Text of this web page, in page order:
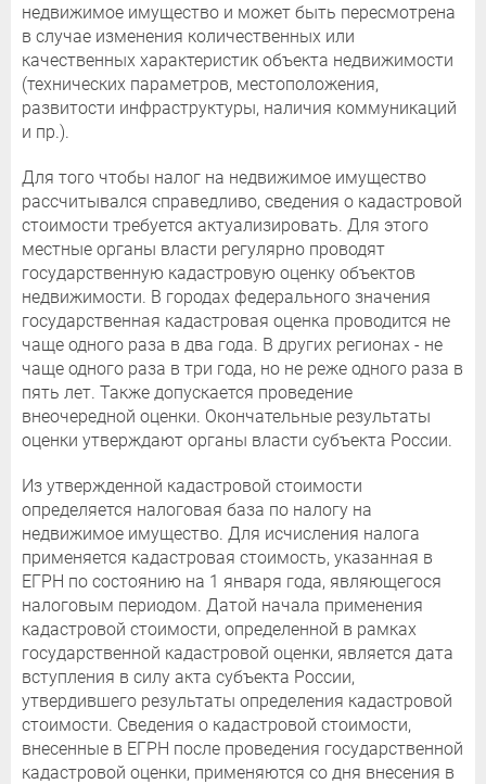
недвижимое имущество и может быть пересмотрена
в случае изменения количественных или
качественных характеристик объекта недвижимости
(технических параметров, местоположения,
развитости инфраструктуры, наличия коммуникаций
и пр.).
Для того чтобы налог на недвижимое имущество
рассчитывался справедливо, сведения о кадастровой
стоимости требуется актуализировать. Для этого
местные органы власти регулярно проводят
государственную кадастровую оценку объектов
недвижимости. В городах федерального значения
государственная кадастровая оценка проводится не
чаще одного раза в два года. В других регионах - не
чаще одного раза в три года, но не реже одного раза в
пять лет. Также допускается проведение
внеочередной оценки. Окончательные результаты
оценки утверждают органы власти субъекта России.
Из утвержденной кадастровой стоимости
определяется налоговая база по налогу на
недвижимое имущество. Для исчисления налога
применяется кадастровая стоимость, указанная в
ЕГРН по состоянию на 1 января года, являющегося
налоговым периодом. Датой начала применения
кадастровой стоимости, определенной в рамках
государственной кадастровой оценки, является дата
вступления в силу акта субъекта России,
утвердившего результаты определения кадастровой
стоимости. Сведения о кадастровой стоимости,
внесенные в ЕГРН после проведения государственной
кадастровой оценки, применяются со дня внесения в